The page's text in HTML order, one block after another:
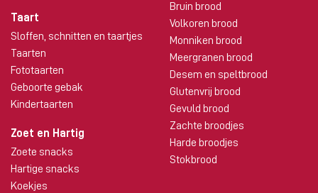
Taart
Sloffen, schnitten en taartjes
Taarten
Fototaarten
Geboorte gebak
Kindertaarten
Zoet en Hartig
Zoete snacks
Hartige snacks
Koekjes
Bruin brood
Volkoren brood
Monniken brood
Meergranen brood
Desem en speltbrood
Glutenvrij brood
Gevuld brood
Zachte broodjes
Harde broodjes
Stokbrood